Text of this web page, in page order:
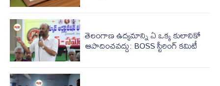
తెలంగాణ ఉద్యమాన్ని ఏ ఒక్క కులానికో
ఆపాదించవద్దు: BOSS స్టీరింగ్ కమిటీ